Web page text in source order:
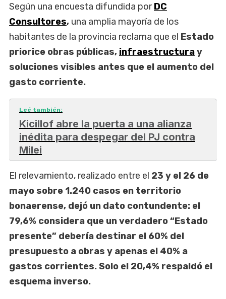
Según una encuesta difundida porDC
Consultores, una amplia mayoría de los
habitantes de la provincia reclama que el Estado
priorice obras públicas, infraestructuray
soluciones visibles antes que el aumento del
gasto corriente.
Leé también:
Kicillof abre la puerta a una alianza
inédita para despegar del PJ contra
Milei
El relevamiento, realizado entre el 23 y el 26 de
mayo sobre 1.240 casos en territorio
bonaerense, dejó un dato contundente: el
79,6% considera que un verdadero “Estado
presente” debería destinar el 60% del
presupuesto a obras y apenas el 40% a
gastos corrientes. Solo el 20,4% respaldó el
esquema inverso.